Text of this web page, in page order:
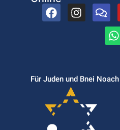
Für Juden und Bnei Noach